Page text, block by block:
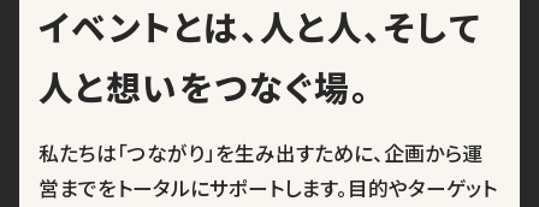
イベントとは、人と人、そして
人と想いをつなぐ場。
私たちは「つながり」を生み出すために、企画から運
営までをトータルにサポートします。目的やターゲット